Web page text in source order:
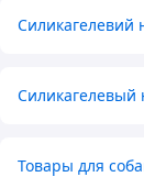
Силикагелевий
Силикагелевый
Товары для